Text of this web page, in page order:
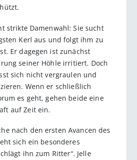
strikte Damenwahl: Sie sucht
Kerl aus und folgt ihm zu
Er dagegen ist zunächst
seiner Höhle irritiert. Doch
sich nicht vergraulen und
Wenn er schließlich
es geht, gehen beide eine
auf Zeit ein.
nach den ersten Avancen des
sich ein besonderes
ihn zum Ritter“. Jelle